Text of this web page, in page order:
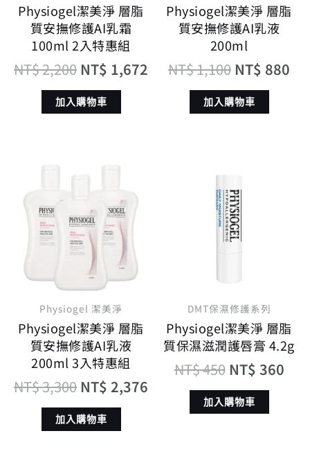
Physiogel潔美淨 層脂
質安撫修護AI乳霜
100ml 2入特惠組
NT$2,200 NT$ 1,672
加入購物車
Physiogel潔美淨 層脂
質安撫修護AI乳液
200ml
NT$1,100 NT$ 880
加入購物車
Physiogel 潔美淨
Physiogel潔美淨 層脂
質安撫修護AI乳液
200ml 3入特惠組
NT$3,300
格：
NT$ 3,300。
NT$ 2,376
NT$ 2,376。
加入購物車
DMT保濕修護系列
Physiogel潔美淨 層脂
質保濕滋潤護唇膏 4.2g
NT$450
始
價
格：
NT$ 450。
NT$ 360
加入購物車